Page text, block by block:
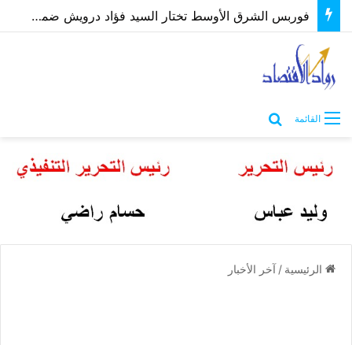
القائمة
الرئيسية / آخر الأخبار